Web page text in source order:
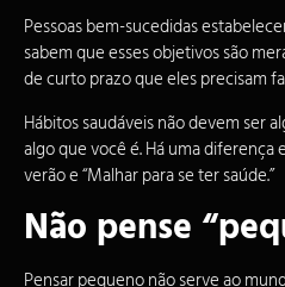
Pessoas bem-sucedidas
sabem que esses objetivos são
de curto prazo que eles precisam
Hábitos saudáveis não devem ser
algo que você é. Há uma
verão e “Malhar para se ter saúde.”
Não pense
Pensar pequeno não serve ao